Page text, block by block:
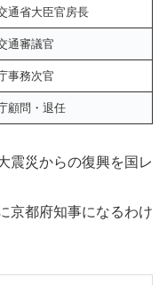
通省大臣官房長
通審議官
事務次官
顧問・退任
震災からの復興を国レ
京都府知事になるわけ